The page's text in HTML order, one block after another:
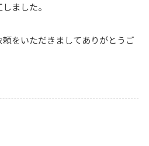
ました。
をいただきましてありがとうご